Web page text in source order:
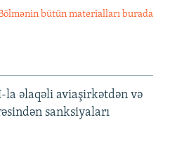
bütün materialları burada
la əlaqəli aviaşirkətdən və
sanksiyaları